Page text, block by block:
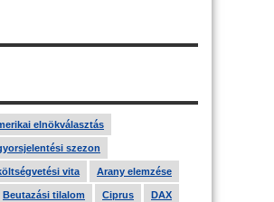
elnökválasztás
szezon
vita Arany elemzése
Beutazási tilalom Ciprus DAX